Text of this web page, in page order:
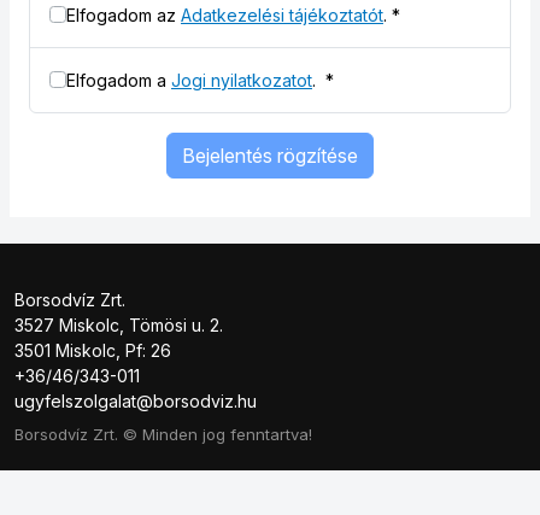
Elfogadom az Adatkezelési tájékoztatót. *
Elfogadom a Jogi nyilatkozatot. *
Bejelentés rögzítése
Borsodvíz Zrt.
3527 Miskolc, Tömösi u. 2.
3501 Miskolc, Pf: 26
+36/46/343-011
ugyfelszolgalat@borsodviz.hu
Borsodvíz Zrt. © Minden jog fenntartva!